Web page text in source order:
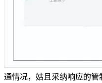
通情况，姑且采纳响应的